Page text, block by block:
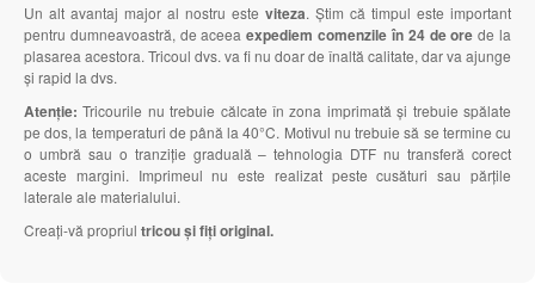
Un alt avantaj major al nostru este viteza. Știm că timpul este important
pentru dumneavoastră, de aceeaexpediem comenzile în 24 de ore de la
plasarea acestora. Tricoul dvs. va fi nu doar de înaltă calitate, dar va ajunge
și rapid la dvs.
Atenție: Tricourile nu trebuie călcate în zona imprimată și trebuie spălate
pe dos, la temperaturi de până la 40°C. Motivul nu trebuie să se termine cu
o umbră sau o tranziție graduală – tehnologia DTF nu transferă corect
aceste margini. Imprimeul nu este realizat peste cusături sau părțile
laterale ale materialului.
Creați-vă propriul tricou și fiți original.